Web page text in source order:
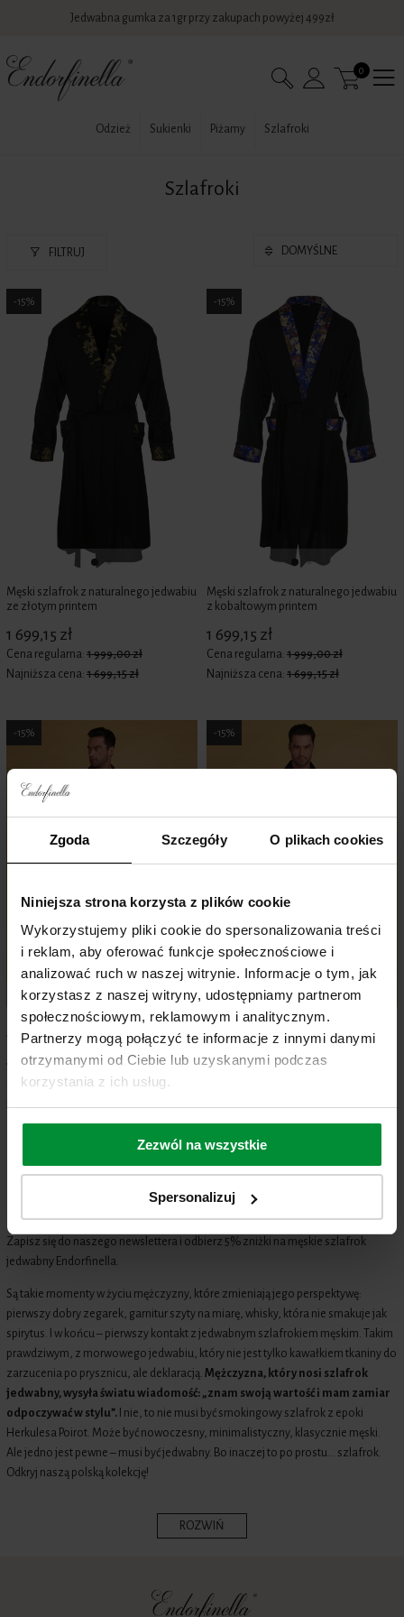
Zgoda Szczegóły O plikach cookies
Niniejsza strona korzysta z plików cookie
Wykorzystujemy pliki cookie do spersonalizowania treści
i reklam, aby oferować funkcje społecznościowe i
analizować ruch w naszej witrynie. Informacje o tym, jak
korzystasz z naszej witryny, udostępniamy partnerom
społecznościowym, reklamowym i analitycznym.
Partnerzy mogą połączyć te informacje z innymi danymi
otrzymanymi od Ciebie lub uzyskanymi podczas
korzystania z ich usług.
Zezwól na wszystkie
Spersonalizuj
Jedwabna gumka za 1gr przy zakupach powyżej 499zł
PayPo kup teraz zapłać za 30 dni
0
Odzież Sukienki Piżamy Szlafroki
Szlafroki
FILTRUJ
Męski szlafrok z naturalnego jedwabiu
ze złotym printem
1 699,15 zł
Cena regularna: 1 999,00 zł
Najniższa cena: 1 699,15 zł
-15%
Męski szlafrok z naturalnego jedwabiu
z kobaltowym printem
1 699,15 zł
Cena regularna: 1 999,00 zł
Najniższa cena: 1 699,15 zł
-15%
Męski szlafrok z naturalnego jedwabiu
w kolorze bordowym
1 189,15 zł
Cena regularna:1 399,00 zł
Najniższa cena:1 189,15 zł
-15%
Męski szlafrok z naturalnego jedwabiu
w kolorze czarnym
1 189,15 zł
Najniższa cena:1 189,15 zł
-15%
Szlafroki jedwabne męskie – Twój
luksus zaczyna się w łazience
Zapisz się do naszego newslettera i odbierz 5% zniżki na męskie szlafrok
jedwabny Endorfinella.
Są takie momenty w życiu mężczyzny, które zmieniają jego perspektywę:
pierwszy dobry zegarek, garnitur szyty na miarę, whisky, która nie smakuje jak
spirytus. I w końcu – pierwszy kontakt z jedwabnym szlafrokiem męskim. Takim
prawdziwym, z morwowego jedwabiu, który nie jest tylko kawałkiem tkaniny do
zarzucenia po prysznicu, ale deklaracją. Mężczyzna, który nosi szlafrok
jedwabny, wysyła światu wiadomość: „znam swoją wartość i mam zamiar
odpoczywać w stylu”. I nie, to nie musi być smokingowy szlafrok z epoki
Herkulesa Poirot. Może być nowoczesny, minimalistyczny, klasycznie męski.
Ale jedno jest pewne – musi być jedwabny. Bo inaczej to po prostu... szlafrok.
Odkryj naszą polską kolekcję!
ROZWIŃ